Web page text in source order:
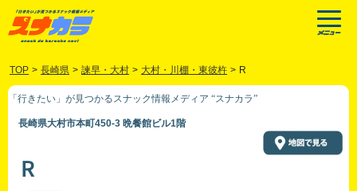
TOP > 長崎県 > 諫早・大村 > 大村・川棚・東彼杵 > R
「行きたい」が見つかるスナック情報メディア “スナカラ”
長崎県大村市本町450-3 晩餐館ビル1階
R